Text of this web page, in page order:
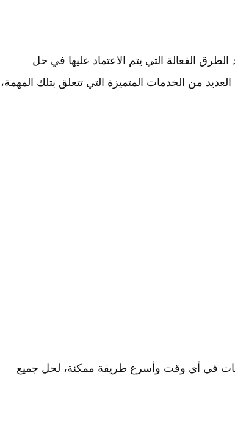
الفعالة التي يتم الاعتماد عليها في حل
من الخدمات المتميزة التي تتعلق بتلك المهمة،
في أي وقت وأسرع طريقة ممكنة، لحل جميع